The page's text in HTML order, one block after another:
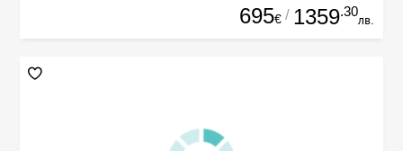
695€ / 1359.30
лв.